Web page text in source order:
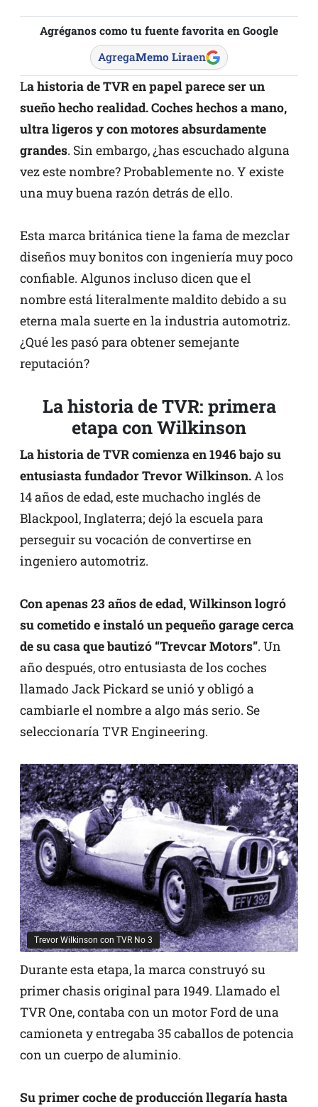
Agréganos como tu fuente favorita en Google
AgregaMemo Liraen
La historia de TVR en papel parece ser un
sueño hecho realidad. Coches hechos a mano,
ultra ligeros y con motores absurdamente
grandes. Sin embargo, ¿has escuchado alguna
vez este nombre? Probablemente no. Y existe
una muy buena razón detrás de ello.
Esta marca británica tiene la fama de mezclar
diseños muy bonitos con ingeniería muy poco
confiable. Algunos incluso dicen que el
nombre está literalmente maldito debido a su
eterna mala suerte en la industria automotriz.
¿Qué les pasó para obtener semejante
reputación?
La historia de TVR: primera
etapa con Wilkinson
La historia de TVR comienza en 1946 bajo su
entusiasta fundador Trevor Wilkinson.A los
14 años de edad, este muchacho inglés de
Blackpool, Inglaterra; dejó la escuela para
perseguir su vocación de convertirse en
ingeniero automotriz.
Con apenas 23 años de edad, Wilkinson logró
su cometido e instaló un pequeño garage cerca
de su casa quebautizó “Trevcar Motors”. Un
año después, otro entusiasta de los coches
llamado Jack Pickard se unió y obligó a
cambiarle el nombre a algo más serio. Se
seleccionaría TVR Engineering.
Trevor Wilkinson con TVR No 3
Durante esta etapa, la marca construyó su
primer chasis original para 1949. Llamado el
TVR One, contaba con un motor Ford de una
camioneta y entregaba 35 caballos de potencia
con un cuerpo de aluminio.
Su primer coche de producción llegaría hasta